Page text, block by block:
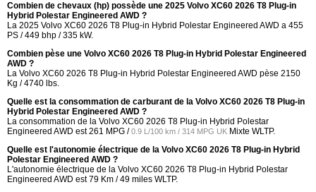
Combien de chevaux (hp) possède une 2025 Volvo XC60 2026 T8 Plug-in
Hybrid Polestar Engineered AWD ?
La 2025 Volvo XC60 2026 T8 Plug-in Hybrid Polestar Engineered AWD a 455
PS / 449 bhp / 335 kW.
Combien pèse une Volvo XC60 2026 T8 Plug-in Hybrid Polestar Engineered
AWD ?
La Volvo XC60 2026 T8 Plug-in Hybrid Polestar Engineered AWD pèse 2150
Kg / 4740 lbs.
Quelle est la consommation de carburant de la Volvo XC60 2026 T8 Plug-in
Hybrid Polestar Engineered AWD ?
La consommation de la Volvo XC60 2026 T8 Plug-in Hybrid Polestar
Engineered AWD est261 MPG /0.9 L/100 km / 314 MPG UK Mixte WLTP.
Quelle est l'autonomie électrique de la Volvo XC60 2026 T8 Plug-in Hybrid
Polestar Engineered AWD ?
L'autonomie électrique de la Volvo XC60 2026 T8 Plug-in Hybrid Polestar
Engineered AWD est 79 Km / 49 miles WLTP.